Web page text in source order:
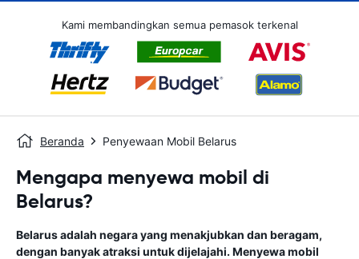
Kami membandingkan semua pemasok terkenal
Beranda Penyewaan Mobil Belarus
Mengapa menyewa mobil di
Belarus?
Belarus adalah negara yang menakjubkan dan beragam,
dengan banyak atraksi untuk dijelajahi. Menyewa mobil